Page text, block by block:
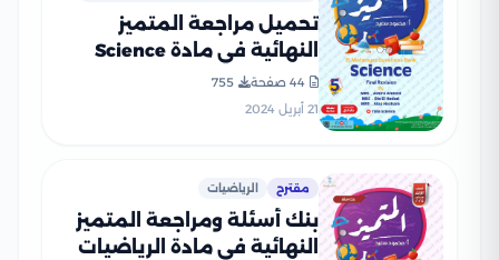
تحميل مراجعة المتميز
النهائية في مادة Science
الصف الخامس الابتدائي ترم
ثاني (بنك أسئلة شامل)
44 صفحة
755
21 أبريل 2024
مقترح الرياضيات
بنك أسئلة ومراجعة المتميز
النهائية في مادة الرياضيات